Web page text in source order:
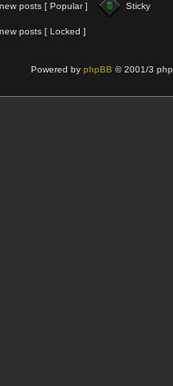
posts [ Popular ] Sticky
posts [ Locked ]
Powered by phpBB © 2001/3